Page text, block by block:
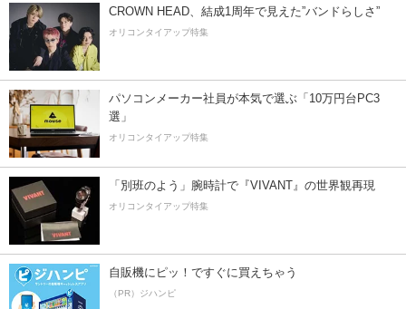
CROWN HEAD、結成1周年で見えた”バンドらしさ”
オリコンタイアップ特集
パソコンメーカー社員が本気で選ぶ「10万円台PC3
選」
オリコンタイアップ特集
「別班のよう」腕時計で『VIVANT』の世界観再現
オリコンタイアップ特集
自販機にピッ！ですぐに買えちゃう
（PR）ジハンピ